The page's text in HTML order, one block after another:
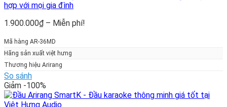
hợp với mọi gia đình
1.900.000₫ – Miễn phí!
Mã hàng AR-36MD
Hãng sản xuất việt hưng
Thương hiệu Arirang
So sánh
Giảm -100%